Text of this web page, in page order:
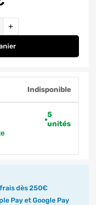
+
de jardin en bois Melanie -
Indisponible
5
unités
dès 250€
Pay et Google Pay